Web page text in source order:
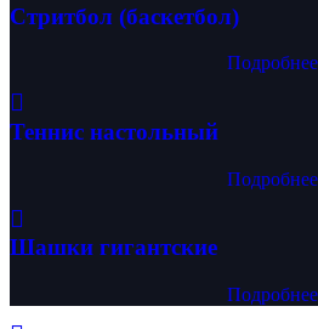
Стритбол (баскетбол)
Подробнее
Теннис настольный
Подробнее
Шашки гигантские
Подробнее